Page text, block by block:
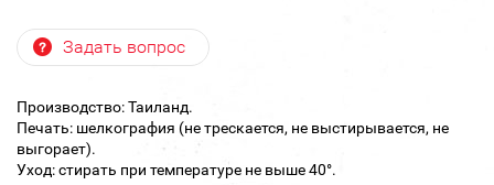
Задать вопрос
Производство: Таиланд.
Печать: шелкография (не трескается, не выстирывается, не
выгорает).
Уход: стирать при температуре не выше 40°.